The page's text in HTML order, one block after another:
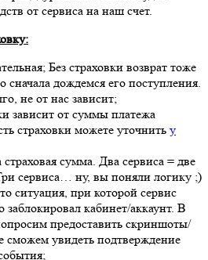
от сервиса на наш счет.
Без страховки возврат тоже
сначала дождемся его поступления.
не от нас зависит;
зависит от суммы платежа
страховки можете уточнить у
сумма. Два сервиса = две
сервиса… ну, вы поняли логику ;)
ситуация, при которой сервис
заблокировал кабинет/аккаунт. В
предоставить скриншоты/
сможем увидеть подтверждение